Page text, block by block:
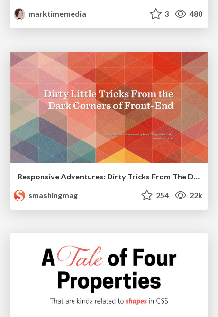
marktimemedia
3 480
Responsive Adventures: Dirty Tricks From The Dark Corners of Front-End
smashingmag
254 22k